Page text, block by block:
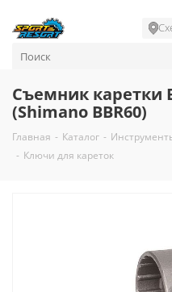
Съемник каретки
(Shimano BBR60)
Главная - Каталог -
- Ключи для кареток